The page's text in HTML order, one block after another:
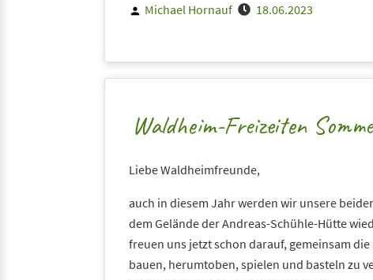
Posted
Michael Hornauf 18.06.2023
Waldheim-Freizeiten
Liebe Waldheimfreunde,
auch in diesem Jahr werden wir unsere
dem Gelände der Andreas-Schühle-Hütte
freuen uns jetzt schon darauf, gemeinsam
bauen, herumtoben, spielen und basteln zu